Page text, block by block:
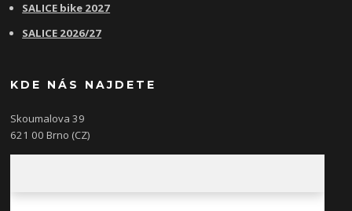
SALICE bike 2027
SALICE 2026/27
KDE NÁS NAJDETE
Skoumalova 39
621 00 Brno (CZ)